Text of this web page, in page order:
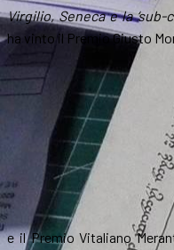
Virgilio, Seneca e la
ha vinto il Premio Giusto
e il Premio Vitaliano